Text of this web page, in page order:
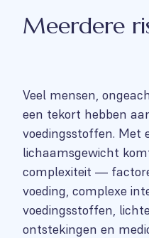
Meerdere
Veel mensen,
een tekort hebben
voedingsstoffen. Met
lichaamsgewicht
complexiteit —
voeding, complexe
voedingsstoffen,
ontstekingen en